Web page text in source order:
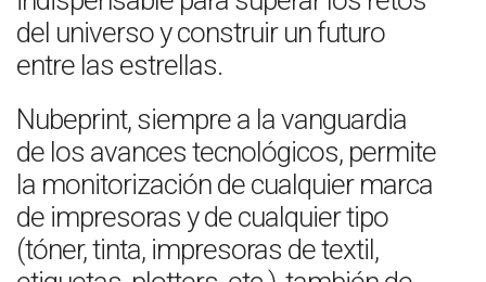
del universo y construir un futuro
entre las estrellas.
Nubeprint, siempre a la vanguardia
de los avances tecnológicos, permite
la monitorización de cualquier marca
de impresoras y de cualquier tipo
(tóner, tinta, impresoras de textil,